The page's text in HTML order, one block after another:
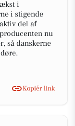
i
i stigende
del af
nu
så danskerne
Kopiér link